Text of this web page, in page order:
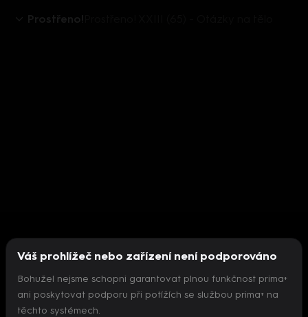
Prostřeno!
Nepodařilo se inicializovat přehrávač
Váš prohlížeč nebo zařízení není podporováno
Bohužel nejsme schopni garantovat plnou funkčnost prima+
ani poskytovat podporu při potížích se službou prima+ na
těchto systémech.